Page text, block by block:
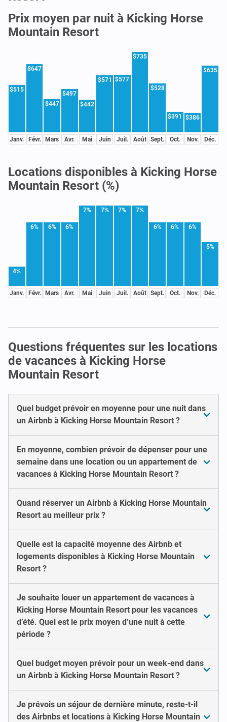
Prix moyen par nuit à Kicking Horse
Mountain Resort
$515
Janv.
$647
Févr.
$447
Mars
$497
Avr.
$442
Mai
$571
Juin
$577
Juil.
$735
Août
$528
Sept.
$391
Oct.
$386
Nov.
$635
Déc.
Locations disponibles à Kicking Horse
Mountain Resort (%)
4%
Janv.
6%
Févr.
6%
Mars
6%
Avr.
7%
Mai
7%
Juin
7%
Juil.
7%
Août
6%
Sept.
6%
Oct.
6%
Nov.
5%
Déc.
Questions fréquentes sur les locations
de vacances à Kicking Horse
Mountain Resort
Quel budget prévoir en moyenne pour une nuit dans
un Airbnb à Kicking Horse Mountain Resort ?
En moyenne, combien prévoir de dépenser pour une
semaine dans une location ou un appartement de
vacances à Kicking Horse Mountain Resort ?
Quand réserver un Airbnb à Kicking Horse Mountain
Resort au meilleur prix ?
Quelle est la capacité moyenne des Airbnb et
logements disponibles à Kicking Horse Mountain
Resort ?
Je souhaite louer un appartement de vacances à
Kicking Horse Mountain Resort pour les vacances
d’été. Quel est le prix moyen d’une nuit à cette
période ?
Quel budget moyen prévoir pour un week-end dans
un Airbnb à Kicking Horse Mountain Resort ?
Je prévois un séjour de dernière minute, reste-t-il
des Airbnbs et locations à Kicking Horse Mountain